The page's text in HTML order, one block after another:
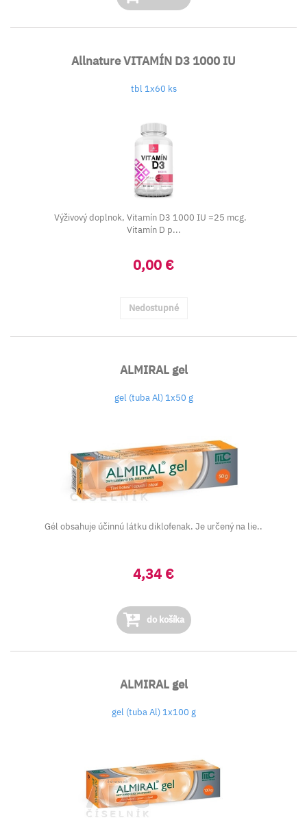
Allnature VITAMÍN D3 1000 IU
tbl 1x60 ks
Výživový doplnok, Vitamín D3 1000 IU =25 mcg.
Vitamín D p...
0,00 €
Nedostupné
ALMIRAL gel
gel (tuba Al) 1x50 g
Gél obsahuje účinnú látku diklofenak. Je určený na lie..
4,34 €
do košíka
ALMIRAL gel
gel (tuba Al) 1x100 g